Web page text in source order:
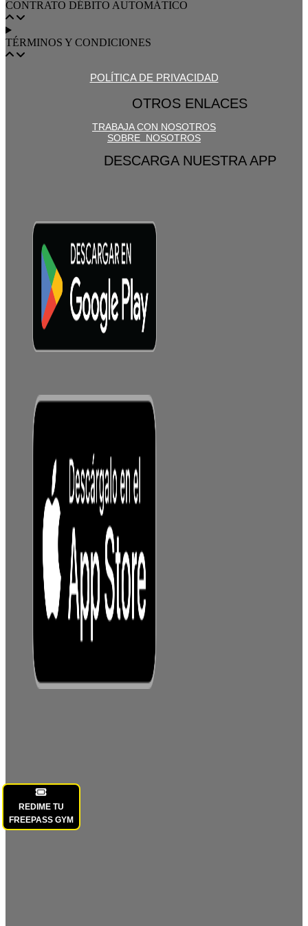
REDIME TU
FREEPASS GYM
CONTRATO DÉBITO AUTOMÁTICO
TÉRMINOS Y CONDICIONES
POLÍTICA DE PRIVACIDAD
OTROS ENLACES
TRABAJA CON NOSOTROS
SOBRE NOSOTROS
DESCARGA NUESTRA APP